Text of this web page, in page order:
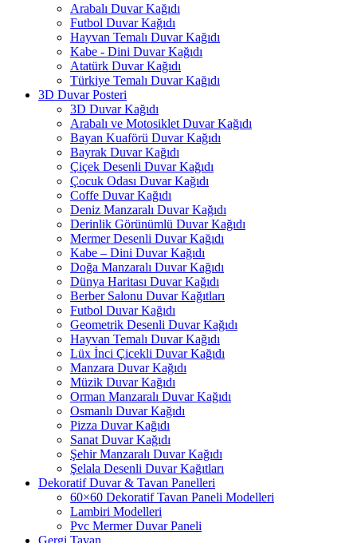
Arabalı Duvar Kağıdı
Futbol Duvar Kağıdı
Hayvan Temalı Duvar Kağıdı
Kabe - Dini Duvar Kağıdı
Atatürk Duvar Kağıdı
Türkiye Temalı Duvar Kağıdı
3D Duvar Posteri
3D Duvar Kağıdı
Arabalı ve Motosiklet Duvar Kağıdı
Bayan Kuaförü Duvar Kağıdı
Bayrak Duvar Kağıdı
Çiçek Desenli Duvar Kağıdı
Çocuk Odası Duvar Kağıdı
Coffe Duvar Kağıdı
Deniz Manzaralı Duvar Kağıdı
Derinlik Görünümlü Duvar Kağıdı
Mermer Desenli Duvar Kağıdı
Kabe – Dini Duvar Kağıdı
Doğa Manzaralı Duvar Kağıdı
Dünya Haritası Duvar Kağıdı
Berber Salonu Duvar Kağıtları
Futbol Duvar Kağıdı
Geometrik Desenli Duvar Kağıdı
Hayvan Temalı Duvar Kağıdı
Lüx İnci Çicekli Duvar Kağıdı
Manzara Duvar Kağıdı
Müzik Duvar Kağıdı
Orman Manzaralı Duvar Kağıdı
Osmanlı Duvar Kağıdı
Pizza Duvar Kağıdı
Sanat Duvar Kağıdı
Şehir Manzaralı Duvar Kağıdı
Şelala Desenli Duvar Kağıtları
Dekoratif Duvar & Tavan Panelleri
60×60 Dekoratif Tavan Paneli Modelleri
Lambiri Modelleri
Pvc Mermer Duvar Paneli
Gergi Tavan